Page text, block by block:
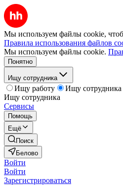
Мы используем файлы cookie,
Правила использования файлов
Мы используем файлы cookie.
Понятно
Ищу сотрудника
Ищу работу
Ищу сотрудника
Ищу сотрудника
Сервисы
Помощь
Ещё
Поиск
Белово
Войти
Войти
Зарегистрироваться